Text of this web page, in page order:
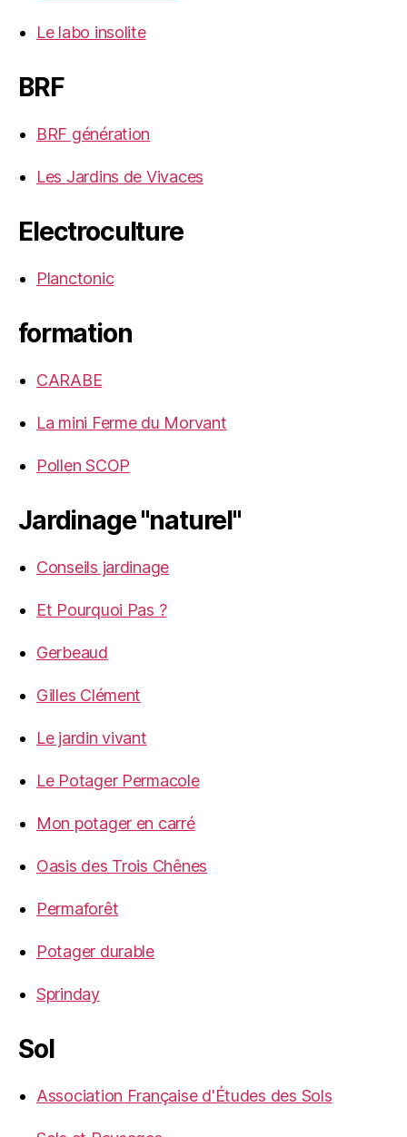
Le labo insolite
BRF
BRF génération
Les Jardins de Vivaces
Electroculture
Planctonic
formation
CARABE
La mini Ferme du Morvant
Pollen SCOP
Jardinage "naturel"
Conseils jardinage
Et Pourquoi Pas ?
Gerbeaud
Gilles Clément
Le jardin vivant
Le Potager Permacole
Mon potager en carré
Oasis des Trois Chênes
Permaforêt
Potager durable
Sprinday
Sol
Association Française d'Études des Sols